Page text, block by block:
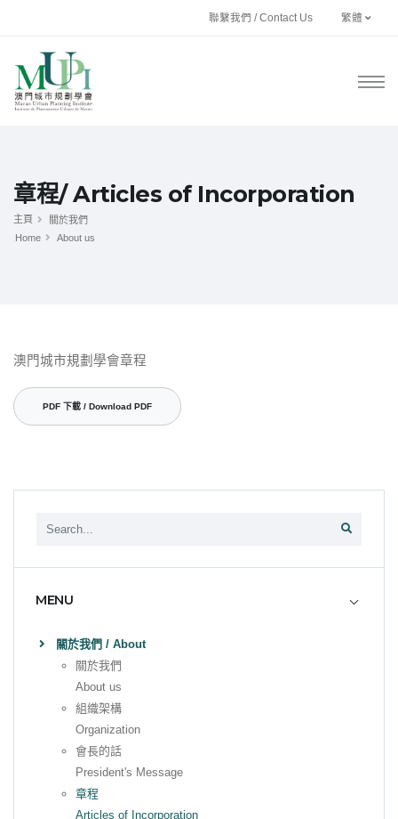
聯繫我們 / Contact Us 繁體
章程/ Articles of Incorporation
主頁
關於我們
Home
About us
MENU
關於我們 / About
關於我們
About us
組織架構
Organization
會長的話
President's Message
章程
Articles of Incorporation
澳門城市規劃學會章程
PDF 下載 / Download PDF